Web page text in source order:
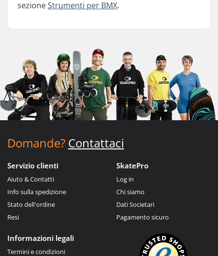
sezioneStrumenti per BMX.
Domande? Contattaci
Servizio clienti
Aiuto & Contatti
Info sulla spedizione
Stato dell'ordine
Resi
SkatePro
Log in
Chi siamo
Dati Societari
Pagamento sicuro
Informazioni legali
Termini e condizioni